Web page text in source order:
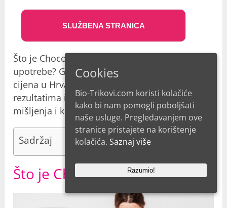
SLUŽBENA STRANICA
Što je Choco Lite i kakvi su učinci njegove
upotrebe? Gdje ga možete kupiti i koja je
cijena u Hrvatskoj? Jesu li kupci zadovoljni
rezultatima i kakva su njihova stvarna
mišljenja i komentari na forumima?
Sadržaj
Što je Choco Lite ?
Cookies
Bio-Trikovi.com koristi kolačiće
kako bi nam pomogli poboljšati
naše usluge. Pregledavanjem ove
stranice pristajete na korištenje
kolačića. Saznaj više
Razumio!